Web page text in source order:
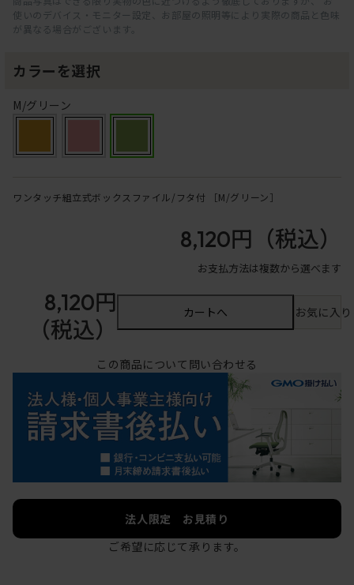
使いのデバイス・モニター設定、お部屋の照明等により実際の商品と色味
が異なる場合がございます。
カラーを選択
M/グリーン
ワンタッチ組立式ボックスファイル/フタ付 ［M/グリーン］
8,120円 （税込）
お支払方法は複数から選べます
8,120円
（税込）
カートへ お気に入
この商品について問い合わせる
法人限定 お見積り
ご希望に応じて承ります。